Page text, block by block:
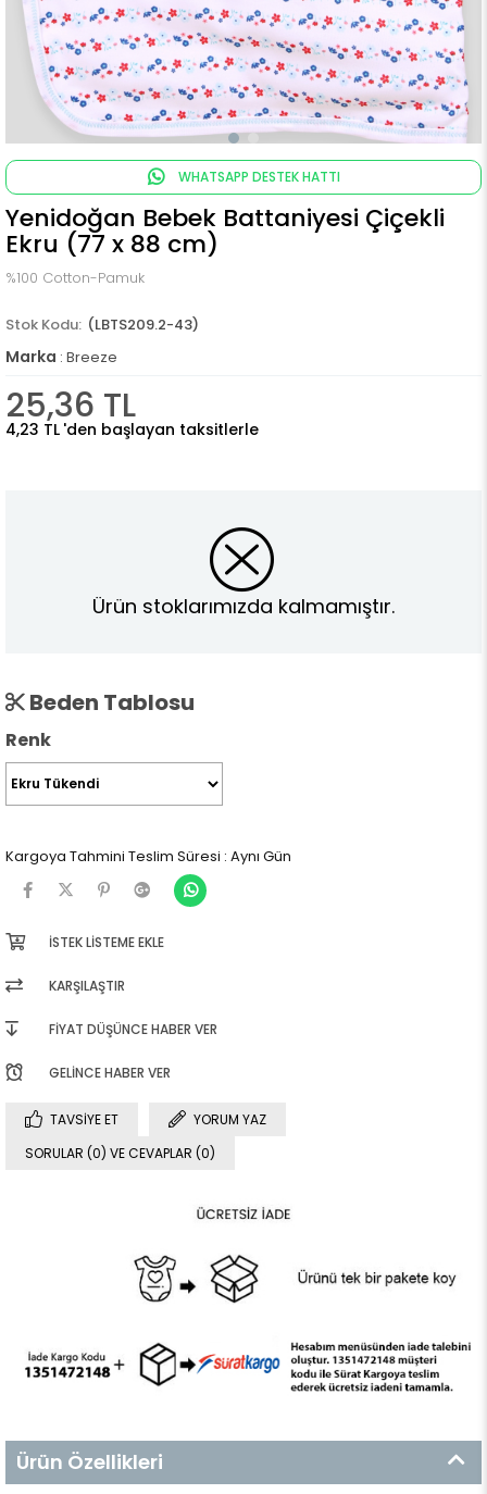
WHATSAPP DESTEK HATTI
Yenidoğan Bebek Battaniyesi Çiçekli
Ekru (77 x 88 cm)
%100 Cotton-Pamuk
(LBTS209.2-43)
Marka : Breeze
25,36 TL
4,23 TL 'den başlayan taksitlerle
Ürün stoklarımızda kalmamıştır.
Beden Tablosu
Renk
Kargoya Tahmini Teslim Süresi : Aynı Gün
İSTEK LISTEME EKLE
KARŞILAŞTIR
FIYAT DÜŞÜNCE HABER VER
GELINCE HABER VER
TAVSIYE ET
YORUM YAZ
SORULAR (0) VE CEVAPLAR (0)
Ürün Özellikleri